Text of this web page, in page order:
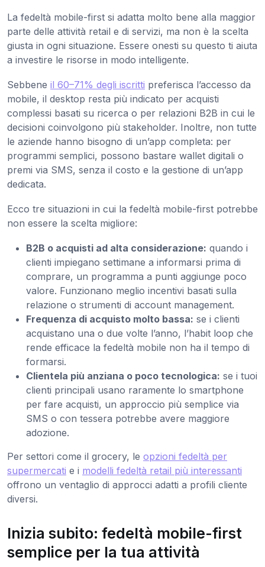
La fedeltà mobile-first si adatta molto bene alla maggior
parte delle attività retail e di servizi, ma non è la scelta
giusta in ogni situazione. Essere onesti su questo ti aiuta
a investire le risorse in modo intelligente.
Sebbene il 60–71% degli iscritti preferisca l’accesso da
mobile, il desktop resta più indicato per acquisti
complessi basati su ricerca o per relazioni B2B in cui le
decisioni coinvolgono più stakeholder. Inoltre, non tutte
le aziende hanno bisogno di un’app completa: per
programmi semplici, possono bastare wallet digitali o
premi via SMS, senza il costo e la gestione di un’app
dedicata.
Ecco tre situazioni in cui la fedeltà mobile-first potrebbe
non essere la scelta migliore:
B2B o acquisti ad alta considerazione: quando i
clienti impiegano settimane a informarsi prima di
comprare, un programma a punti aggiunge poco
valore. Funzionano meglio incentivi basati sulla
relazione o strumenti di account management.
Frequenza di acquisto molto bassa: se i clienti
acquistano una o due volte l’anno, l’habit loop che
rende efficace la fedeltà mobile non ha il tempo di
formarsi.
Clientela più anziana o poco tecnologica: se i tuoi
clienti principali usano raramente lo smartphone
per fare acquisti, un approccio più semplice via
SMS o con tessera potrebbe avere maggiore
adozione.
Per settori come il grocery, le opzioni fedeltà per
supermercati e i modelli fedeltà retail più interessanti
offrono un ventaglio di approcci adatti a profili cliente
diversi.
Inizia subito: fedeltà mobile-first
semplice per la tua attività